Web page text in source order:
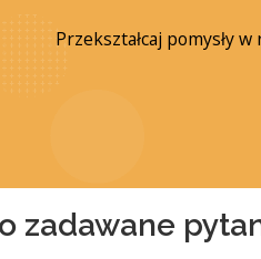
Przekształcaj pomysły
zadawane